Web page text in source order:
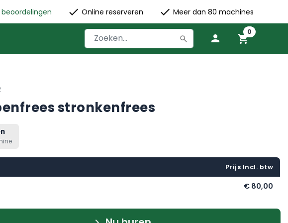
beoordelingen check Online reserveren check Meer dan 80 machines
person shopping_cart
0


stronkenfrees
Prijs Incl. btw
€ 80,00